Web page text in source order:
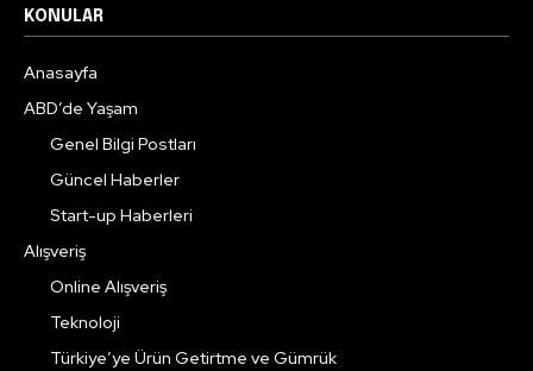
KONULAR
Anasayfa
ABD’de Yaşam
Genel Bilgi Postları
Güncel Haberler
Start-up Haberleri
Alışveriş
Online Alışveriş
Teknoloji
Türkiye’ye Ürün Getirtme ve Gümrük